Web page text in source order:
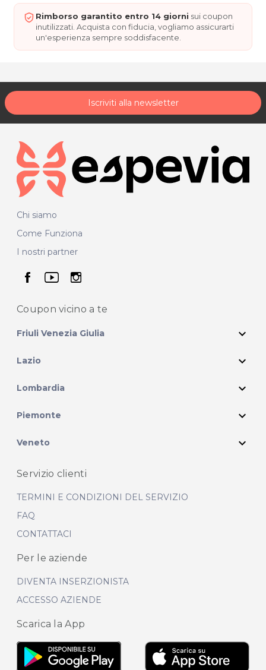
Rimborso garantito entro 14 giorni sui coupon
inutilizzati. Acquista con fiducia, vogliamo assicurarti
un'esperienza sempre soddisfacente.
Iscriviti alla newsletter
Chi siamo
Come Funziona
I nostri partner
seguici su facebook
seguici su youtube
seguici su instagram
Coupon vicino a te
Friuli Venezia Giulia expand_more
Lazio expand_more
Lombardia expand_more
Piemonte expand_more
Veneto expand_more
Servizio clienti
TERMINI E CONDIZIONI DEL SERVIZIO
FAQ
CONTATTACI
Per le aziende
DIVENTA INSERZIONISTA
ACCESSO AZIENDE
Scarica la App